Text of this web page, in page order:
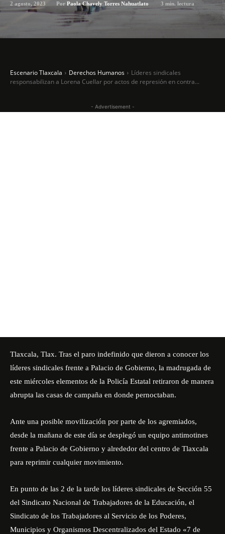
2 agosto, 2023 Por Paola Chavely Torres Nahuatlato 3 min. lectura
Escenario Tlaxcala Derechos Humanos
Líderes sindicales
responsabilizan a Lorena Cuellar por actos de represión en contra...
- Advertisement -
Tlaxcala, Tlax. Tras el paro indefinido que dieron a conocer los
líderes sindicales frente a Palacio de Gobierno, la madrugada de
este miércoles elementos de la Policía Estatal retiraron de manera
abrupta las casas de campaña en donde pernoctaban.
Ante una posible movilización por parte de los agremiados,
desde la mañana de este día se desplegó un equipo antimotines
frente a Palacio de Gobierno y alrededor del centro de Tlaxcala
para reprimir cualquier movimiento.
En punto de las 2 de la tarde los líderes sindicales de Sección 55
del Sindicato Nacional de Trabajadores de la Educación, el
Sindicato de los Trabajadores al Servicio de los Poderes,
Municipios y Organismos Descentralizados del Estado «7 de